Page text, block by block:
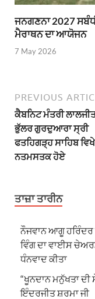
ਜਨਗਣਨਾ 2027
ਮੈਰਾਥਨ ਦਾ ਆਯੋਜਨ
7 May 2026
PREVIOUS
ਕੈਬਨਿਟ ਮੰਤਰੀ
ਭੁੱਲਰ ਗੁਰਦੁਆਰਾ ਸ੍ਰੀ
ਫਤਹਿਗੜ੍ਹ ਸਾਹਿਬ ਵਿਖੇ
ਨਤਮਸਤਕ ਹੋਏ
ਤਾਜ਼ਾ ਤਾਰੀਨ
ਨੌਜਵਾਨ ਆਗੂ ਹਰਿੰਦਰ
ਵਿੰਗ ਦਾ ਵਾਈਸ
ਧੰਨਵਾਦ ਕੀਤਾ
“ਖੂਨਦਾਨ ਮਨੁੱਖਤਾ ਦੀ
ਇੰਦਰਜੀਤ ਸ਼ਰਮਾ ਜੀ